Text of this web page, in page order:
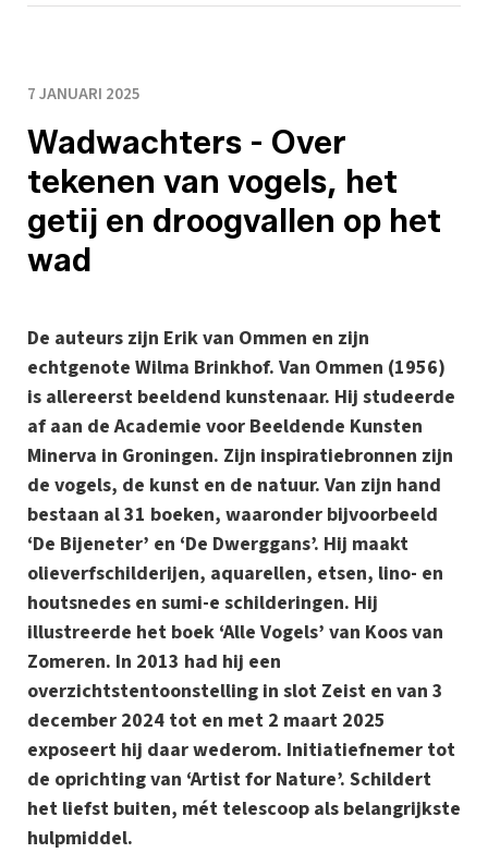
7 JANUARI 2025
Wadwachters - Over
tekenen van vogels, het
getij en droogvallen op het
wad
De auteurs zijn Erik van Ommen en zijn
echtgenote Wilma Brinkhof. Van Ommen (1956)
is allereerst beeldend kunstenaar. Hij studeerde
af aan de Academie voor Beeldende Kunsten
Minerva in Groningen. Zijn inspiratiebronnen zijn
de vogels, de kunst en de natuur. Van zijn hand
bestaan al 31 boeken, waaronder bijvoorbeeld
‘De Bijeneter’ en ‘De Dwerggans’. Hij maakt
olieverfschilderijen, aquarellen, etsen, lino- en
houtsnedes en sumi-e schilderingen. Hij
illustreerde het boek ‘Alle Vogels’ van Koos van
Zomeren. In 2013 had hij een
overzichtstentoonstelling in slot Zeist en van 3
december 2024 tot en met 2 maart 2025
exposeert hij daar wederom. Initiatiefnemer tot
de oprichting van ‘Artist for Nature’. Schildert
het liefst buiten, mét telescoop als belangrijkste
hulpmiddel.